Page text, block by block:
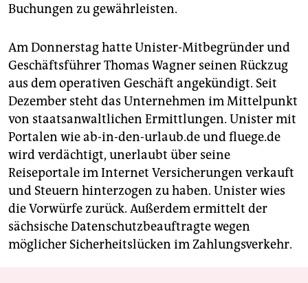
Buchungen zu gewährleisten.
Am Donnerstag hatte Unister-Mitbegründer und
Geschäftsführer Thomas Wagner seinen Rückzug
aus dem operativen Geschäft angekündigt. Seit
Dezember steht das Unternehmen im Mittelpunkt
von staatsanwaltlichen Ermittlungen. Unister mit
Portalen wie ab-in-den-urlaub.de und fluege.de
wird verdächtigt, unerlaubt über seine
Reiseportale im Internet Versicherungen verkauft
und Steuern hinterzogen zu haben. Unister wies
die Vorwürfe zurück. Außerdem ermittelt der
sächsische Datenschutzbeauftragte wegen
möglicher Sicherheitslücken im Zahlungsverkehr.